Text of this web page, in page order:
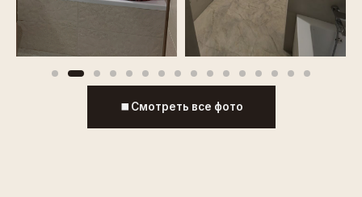
Смотреть все фото